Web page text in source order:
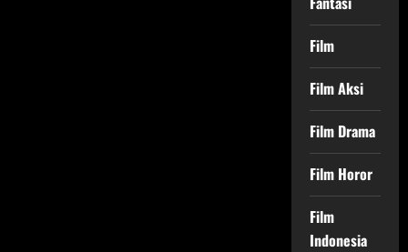
Film
Film Aksi
Film Drama
Film Horor
Film
Indonesia